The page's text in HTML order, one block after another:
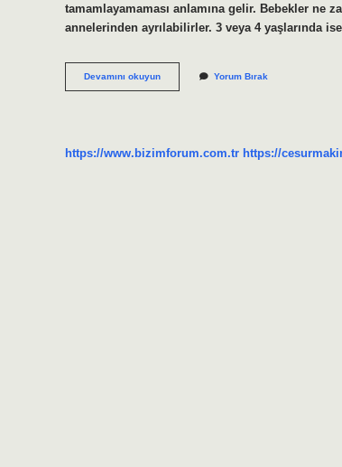
tamamlayamaması anlamına gelir. Bebekler ne
annelerinden ayrılabilirler. 3 veya 4 yaşlarında
Devamını okuyunBebeklerde
Anneye
Yorum Bırak
https://www.bizimforum.com.tr https://